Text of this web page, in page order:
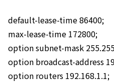
default-lease-time 86400;
max-lease-time 172800;
option subnet-mask
option broadcast-address
option routers 192.168.1.1;